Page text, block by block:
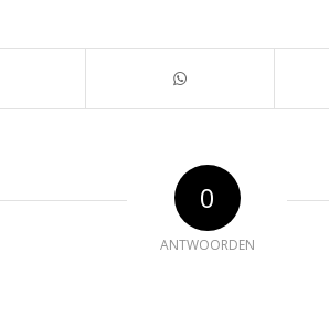
0
ANTWOORDEN